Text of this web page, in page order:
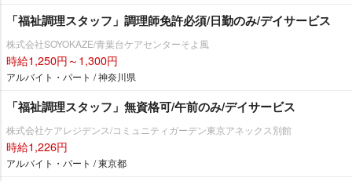
「福祉調理スタッフ」調理師免許必須/日勤のみ/デイサービス
株式会社SOYOKAZE/青葉台ケアセンターそよ風
時給1,250円～1,300円
アルバイト・パート / 神奈川県
「福祉調理スタッフ」無資格可/午前のみ/デイサービス
株式会社ケアレジデンス/コミュニティガーデン東京アネックス別館
時給1,226円
アルバイト・パート / 東京都